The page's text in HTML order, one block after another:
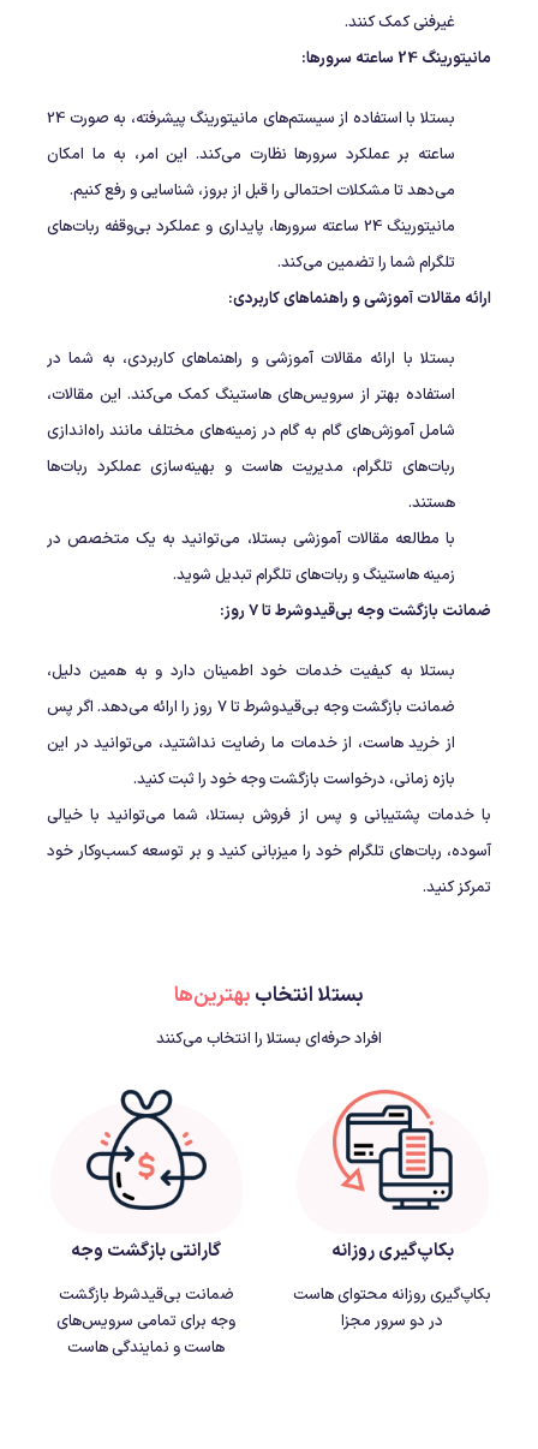
غیرفنی کمک کنند.
مانیتورینگ 24 ساعته سرورها:
بستلا با استفاده از سیستم‌های مانیتورینگ پیشرفته، به صورت 24
ساعته بر عملکرد سرورها نظارت می‌کند. این امر، به ما امکان
می‌دهد تا مشکلات احتمالی را قبل از بروز، شناسایی و رفع کنیم.
مانیتورینگ 24 ساعته سرورها، پایداری و عملکرد بی‌وقفه ربات‌های
تلگرام شما را تضمین می‌کند.
ارائه مقالات آموزشی و راهنماهای کاربردی:
بستلا با ارائه مقالات آموزشی و راهنماهای کاربردی، به شما در
استفاده بهتر از سرویس‌های هاستینگ کمک می‌کند. این مقالات،
شامل آموزش‌های گام به گام در زمینه‌های مختلف مانند راه‌اندازی
ربات‌های تلگرام، مدیریت هاست و بهینه‌سازی عملکرد ربات‌ها
هستند.
با مطالعه مقالات آموزشی بستلا، می‌توانید به یک متخصص در
زمینه هاستینگ و ربات‌های تلگرام تبدیل شوید.
ضمانت بازگشت وجه بی‌قیدوشرط تا 7 روز:
بستلا به کیفیت خدمات خود اطمینان دارد و به همین دلیل،
ضمانت بازگشت وجه بی‌قیدوشرط تا 7 روز را ارائه می‌دهد. اگر پس
از خرید هاست، از خدمات ما رضایت نداشتید، می‌توانید در این
بازه زمانی، درخواست بازگشت وجه خود را ثبت کنید.
با خدمات پشتیبانی و پس از فروش بستلا، شما می‌توانید با خیالی
آسوده، ربات‌های تلگرام خود را میزبانی کنید و بر توسعه کسب‌وکار خود
تمرکز کنید.
بستلا انتخاببهترین‌ها
افراد حرفه‌ای بستلا را انتخاب می‌کنند
بکاپ‌گیری روزانه
بکاپ‌گیری روزانه محتوای هاست
در دو سرور مجزا
گارانتی بازگشت وجه
ضمانت بی‌قیدشرط بازگشت
وجه برای تمامی سرویس‌های
هاست و نمایندگی هاست